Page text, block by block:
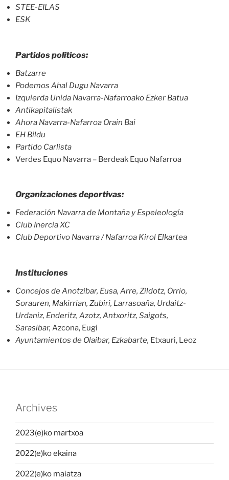
STEE-EILAS
ESK
Partidos políticos:
Batzarre
Podemos Ahal Dugu Navarra
Izquierda Unida Navarra-Nafarroako Ezker Batua
Antikapitalistak
Ahora Navarra-Nafarroa Orain Bai
EH Bildu
Partido Carlista
Verdes Equo Navarra – Berdeak Equo Nafarroa
Organizaciones deportivas:
Federación Navarra de Montaña y Espeleología
Club Inercia XC
Club Deportivo Navarra / Nafarroa Kirol Elkartea
Instituciones
Concejos de Anotzibar, Eusa, Arre, Zildotz, Orrio,
Sorauren, Makirrian, Zubiri, Larrasoaña, Urdaitz-
Urdaniz, Enderitz, Azotz, Antxoritz, Saigots,
Sarasibar, Azcona, Eugi
Ayuntamientos de Olaibar, Ezkabarte, Etxauri, Leoz
Archives
2023(e)ko martxoa
2022(e)ko ekaina
2022(e)ko maiatza